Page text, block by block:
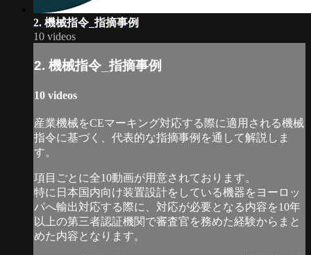
2. 機械指令_指摘事例
10 videos
2. 機械指令_指摘事例
10 videos
産業機械をCEマーキング対応する際に適用される機械
指令に基づく、代表的な指摘事例を通して解説しま
す。
項目ごとに全10動画が用意されております。
特に日本国内向け装置設計をしている機器をヨーロッ
パへ輸出対応する際に、対応が必要となる内容を10年
以上の第三者認証機関で審査官を務めた経験からまと
めた内容となります。